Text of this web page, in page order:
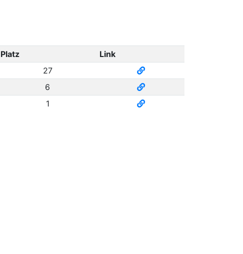
Platz
Link
27
6
1